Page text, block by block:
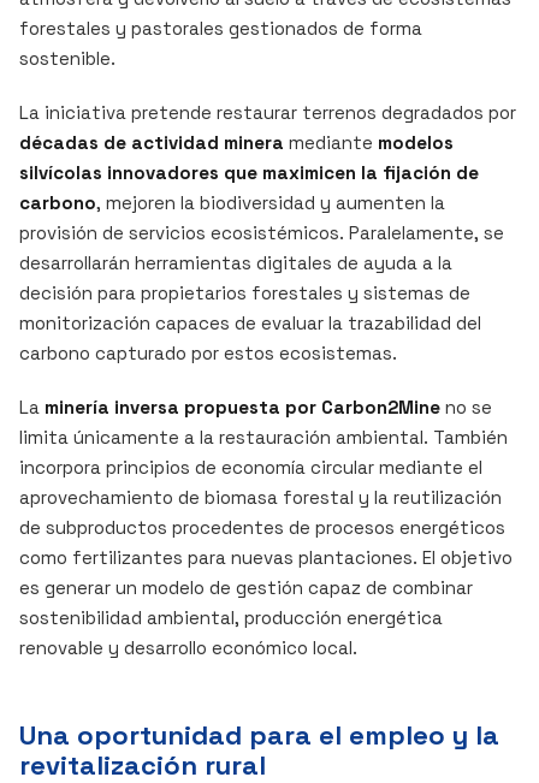
forestales y pastorales gestionados de forma
sostenible.
La iniciativa pretende restaurar terrenos degradados por
décadas de actividad minera mediante modelos
silvícolas innovadores que maximicen la fijación de
carbono, mejoren la biodiversidad y aumenten la
provisión de servicios ecosistémicos. Paralelamente, se
desarrollarán herramientas digitales de ayuda a la
decisión para propietarios forestales y sistemas de
monitorización capaces de evaluar la trazabilidad del
carbono capturado por estos ecosistemas.
La minería inversa propuesta por Carbon2Mine no se
limita únicamente a la restauración ambiental. También
incorpora principios de economía circular mediante el
aprovechamiento de biomasa forestal y la reutilización
de subproductos procedentes de procesos energéticos
como fertilizantes para nuevas plantaciones. El objetivo
es generar un modelo de gestión capaz de combinar
sostenibilidad ambiental, producción energética
renovable y desarrollo económico local.
Una oportunidad para el empleo y la
revitalización rural